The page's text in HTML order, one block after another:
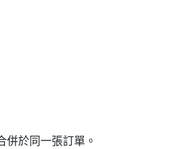
袋取貨唷。
併於同一張訂單。